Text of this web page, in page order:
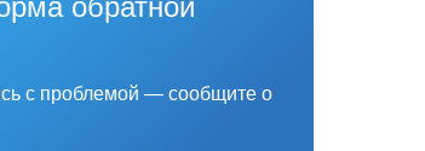
обратной
с проблемой — сообщите о